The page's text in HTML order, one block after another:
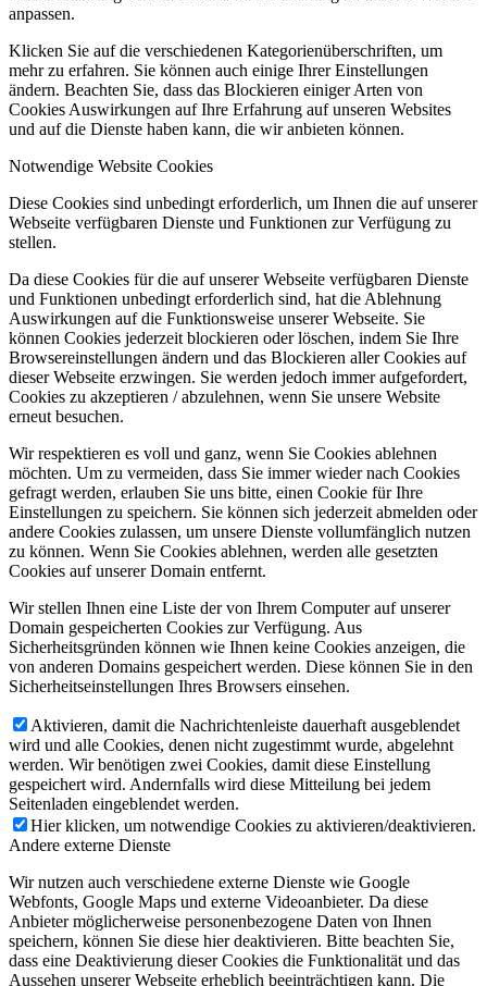
anpassen.
Klicken Sie auf die verschiedenen Kategorienüberschriften, um
mehr zu erfahren. Sie können auch einige Ihrer Einstellungen
ändern. Beachten Sie, dass das Blockieren einiger Arten von
Cookies Auswirkungen auf Ihre Erfahrung auf unseren Websites
und auf die Dienste haben kann, die wir anbieten können.
Notwendige Website Cookies
Diese Cookies sind unbedingt erforderlich, um Ihnen die auf unserer
Webseite verfügbaren Dienste und Funktionen zur Verfügung zu
stellen.
Da diese Cookies für die auf unserer Webseite verfügbaren Dienste
und Funktionen unbedingt erforderlich sind, hat die Ablehnung
Auswirkungen auf die Funktionsweise unserer Webseite. Sie
können Cookies jederzeit blockieren oder löschen, indem Sie Ihre
Browsereinstellungen ändern und das Blockieren aller Cookies auf
dieser Webseite erzwingen. Sie werden jedoch immer aufgefordert,
Cookies zu akzeptieren / abzulehnen, wenn Sie unsere Website
erneut besuchen.
Wir respektieren es voll und ganz, wenn Sie Cookies ablehnen
möchten. Um zu vermeiden, dass Sie immer wieder nach Cookies
gefragt werden, erlauben Sie uns bitte, einen Cookie für Ihre
Einstellungen zu speichern. Sie können sich jederzeit abmelden oder
andere Cookies zulassen, um unsere Dienste vollumfänglich nutzen
zu können. Wenn Sie Cookies ablehnen, werden alle gesetzten
Cookies auf unserer Domain entfernt.
Wir stellen Ihnen eine Liste der von Ihrem Computer auf unserer
Domain gespeicherten Cookies zur Verfügung. Aus
Sicherheitsgründen können wie Ihnen keine Cookies anzeigen, die
von anderen Domains gespeichert werden. Diese können Sie in den
Sicherheitseinstellungen Ihres Browsers einsehen.
Aktivieren, damit die Nachrichtenleiste dauerhaft ausgeblendet
wird und alle Cookies, denen nicht zugestimmt wurde, abgelehnt
werden. Wir benötigen zwei Cookies, damit diese Einstellung
gespeichert wird. Andernfalls wird diese Mitteilung bei jedem
Seitenladen eingeblendet werden.
Hier klicken, um notwendige Cookies zu aktivieren/deaktivieren.
Andere externe Dienste
Wir nutzen auch verschiedene externe Dienste wie Google
Webfonts, Google Maps und externe Videoanbieter. Da diese
Anbieter möglicherweise personenbezogene Daten von Ihnen
speichern, können Sie diese hier deaktivieren. Bitte beachten Sie,
dass eine Deaktivierung dieser Cookies die Funktionalität und das
Aussehen unserer Webseite erheblich beeinträchtigen kann. Die